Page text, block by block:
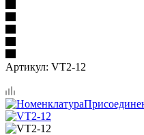
Артикул: VT2-12